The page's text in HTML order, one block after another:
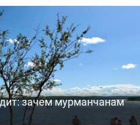
зачем мурманчанам